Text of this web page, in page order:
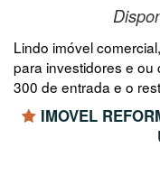
Lindo imóvel
para investidores e
300 de entrada e o
IMOVEL